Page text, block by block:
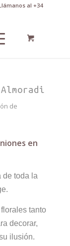
al +34
de
en
de toda la
tanto
decorar,
ilusión.